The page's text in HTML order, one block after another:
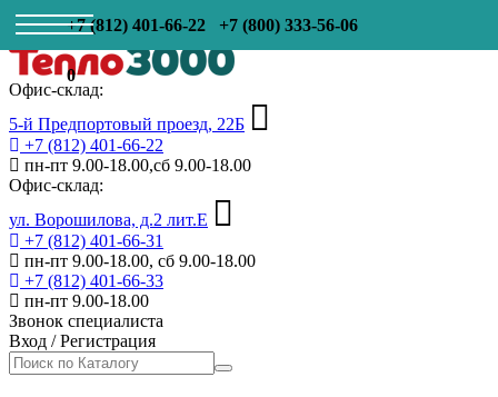
+7 (812) 401-66-22 +7 (800) 333-56-06
0
Офис-склад:
5-й Предпортовый проезд, 22Б
+7 (812) 401-66-22
пн-пт 9.00-18.00,сб 9.00-18.00
Офис-склад:
ул. Ворошилова, д.2 лит.Е
+7 (812) 401-66-31
пн-пт 9.00-18.00, сб 9.00-18.00
+7 (812) 401-66-33
пн-пт 9.00-18.00
Звонок специалиста
Вход /Регистрация